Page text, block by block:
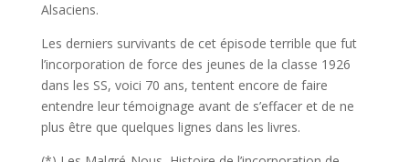
Alsaciens.
Les derniers survivants de cet épisode terrible que fut
l’incorporation de force des jeunes de la classe 1926
dans les SS, voici 70 ans, tentent encore de faire
entendre leur témoignage avant de s’effacer et de ne
plus être que quelques lignes dans les livres.